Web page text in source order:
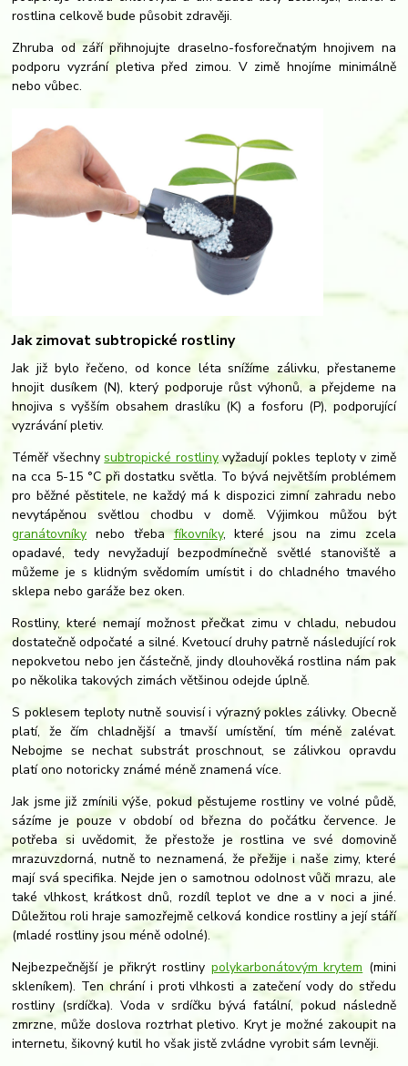
rostlina celkově bude působit zdravěji.
Zhruba od září přihnojujte draselno-fosforečnatým hnojivem na
podporu vyzrání pletiva před zimou. V zimě hnojíme minimálně
nebo vůbec.
Jak zimovat subtropické rostliny
Jak již bylo řečeno, od konce léta snížíme zálivku, přestaneme
hnojit dusíkem (N), který podporuje růst výhonů, a přejdeme na
hnojiva s vyšším obsahem draslíku (K) a fosforu (P), podporující
vyzrávání pletiv.
Téměř všechnysubtropické rostlinyvyžadují pokles teploty v zimě
na cca 5-15 °C při dostatku světla. To bývá největším problémem
pro běžné pěstitele, ne každý má k dispozici zimní zahradu nebo
nevytápěnou světlou chodbu v domě. Výjimkou můžou být
granátovníky nebo třebafíkovníky, které jsou na zimu zcela
opadavé, tedy nevyžadují bezpodmínečně světlé stanoviště a
můžeme je s klidným svědomím umístit i do chladného tmavého
sklepa nebo garáže bez oken.
Rostliny, které nemají možnost přečkat zimu v chladu, nebudou
dostatečně odpočaté a silné. Kvetoucí druhy patrně následující rok
nepokvetou nebo jen částečně, jindy dlouhověká rostlina nám pak
po několika takových zimách většinou odejde úplně.
S poklesem teploty nutně souvisí i výrazný pokles zálivky. Obecně
platí, že čím chladnější a tmavší umístění, tím méně zalévat.
Nebojme se nechat substrát proschnout, se zálivkou opravdu
platí ono notoricky známé méně znamená více.
Jak jsme již zmínili výše, pokud pěstujeme rostliny ve volné půdě,
sázíme je pouze v období od března do počátku července. Je
potřeba si uvědomit, že přestože je rostlina ve své domovině
mrazuvzdorná, nutně to neznamená, že přežije i naše zimy, které
mají svá specifika. Nejde jen o samotnou odolnost vůči mrazu, ale
také vlhkost, krátkost dnů, rozdíl teplot ve dne a v noci a jiné.
Důležitou roli hraje samozřejmě celková kondice rostliny a její stáří
(mladé rostliny jsou méně odolné).
Nejbezpečnější je přikrýt rostliny polykarbonátovým krytem (mini
skleníkem). Ten chrání i proti vlhkosti a zatečení vody do středu
rostliny (srdíčka). Voda v srdíčku bývá fatální, pokud následně
zmrzne, může doslova roztrhat pletivo. Kryt je možné zakoupit na
internetu, šikovný kutil ho však jistě zvládne vyrobit sám levněji.